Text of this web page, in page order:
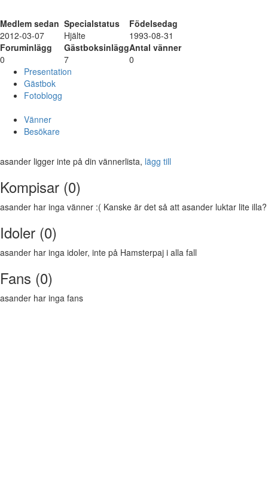
Medlem sedan Specialstatus
Födelsedag
2012-03-07
Hjälte
1993-08-31
Foruminlägg
GästboksinläggAntal vänner
0
7
0
Presentation
Gästbok
Fotoblogg
Vänner
Besökare
asander ligger inte på din vännerlista, lägg till
Kompisar (0)
asander har inga vänner :( Kanske är det så att asander luktar lite illa?
Idoler (0)
asander har inga idoler, inte på Hamsterpaj i alla fall
Fans (0)
asander har inga fans